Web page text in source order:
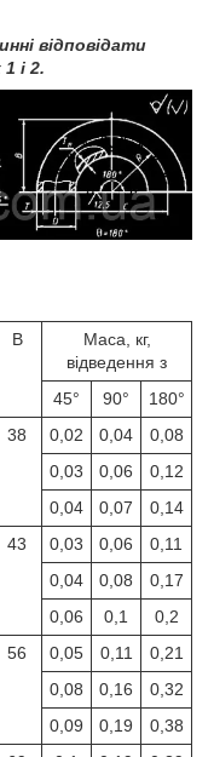
відповідати
і 2.
B
Маса, кг,
відведення з
45°
90°
180°
38 0,02 0,04
0,08
0,03 0,06
0,12
0,04 0,07
0,14
43 0,03 0,06
0,11
0,04 0,08
0,17
0,06 0,1
0,2
56 0,05 0,11
0,21
0,08 0,16
0,32
0,09 0,19
0,38